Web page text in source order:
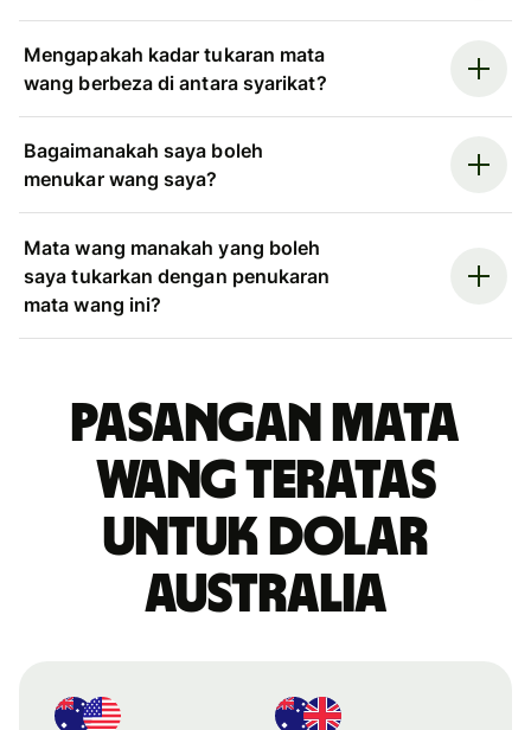
Mengapakah kadar tukaran mata
wang berbeza di antara syarikat?
Bagaimanakah saya boleh
menukar wang saya?
Mata wang manakah yang boleh
saya tukarkan dengan penukaran
mata wang ini?
Pasangan mata
wang teratas
untuk dolar
Australia